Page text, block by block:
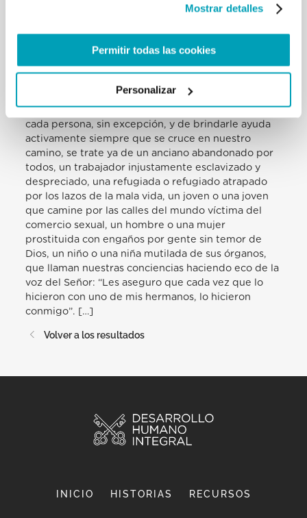
Mostrar detalles
Permitir todas las cookies
Personalizar
forzado, el trabajo esclavo, la mutilación, la venta
niños. Se oculta tras puertas cerradas, en domicilios
particulares, en las calles, en automóviles, en
fábricas, en campos, en barcos pesqueros y en
[…]Pido al Señor nos conceda hoy la gracia de
convertirnos nosotros mismos en el prójimo de
cada persona, sin excepción, y de brindarle ayuda
activamente siempre que se cruce en nuestro
camino, se trate ya de un anciano abandonado por
todos, un trabajador injustamente esclavizado y
despreciado, una refugiada o refugiado atrapado
por los lazos de la mala vida, un joven o una joven
que camine por las calles del mundo víctima del
comercio sexual, un hombre o una mujer
prostituida con engaños por gente sin temor de
Dios, un niño o una niña mutilada de sus órganos,
que llaman nuestras conciencias haciendo eco de la
voz del Señor: “Les aseguro que cada vez que lo
hicieron con uno de mis hermanos, lo hicieron
conmigo”. […]
Volver a los resultados
INICIO HISTORIAS RECURSOS